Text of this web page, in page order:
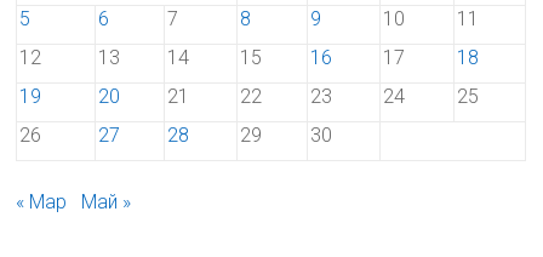
5 6 7 8 9 10
11
12
13 14 15 16 17
18
19
20 21 22 23 24
25
26
27 28 29 30
« Мар Май »